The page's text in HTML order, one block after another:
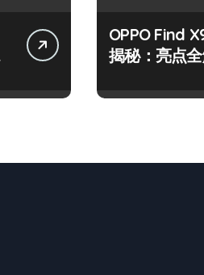
OPPO Find
揭秘：亮点